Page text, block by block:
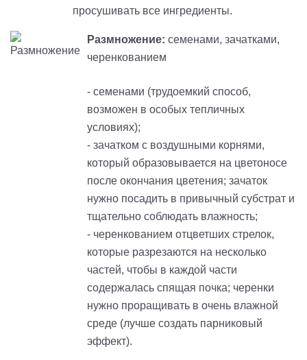
просушивать все ингредиенты.
Размножение: семенами, зачатками,
черенкованием
- семенами (трудоемкий способ,
возможен в особых тепличных
условиях);
- зачатком с воздушными корнями,
который образовывается на цветоносе
после окончания цветения; зачаток
нужно посадить в привычный субстрат и
тщательно соблюдать влажность;
- черенкованием отцветших стрелок,
которые разрезаются на несколько
частей, чтобы в каждой части
содержалась спящая почка; черенки
нужно проращивать в очень влажной
среде (лучше создать парниковый
эффект).